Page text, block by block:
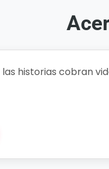
historias cobran